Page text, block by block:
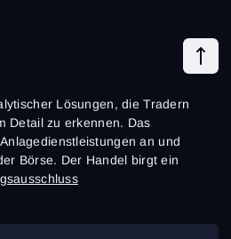
Lösungen, die Tradern
Detail zu erkennen. Das
an und
Börse. Der Handel birgt ein